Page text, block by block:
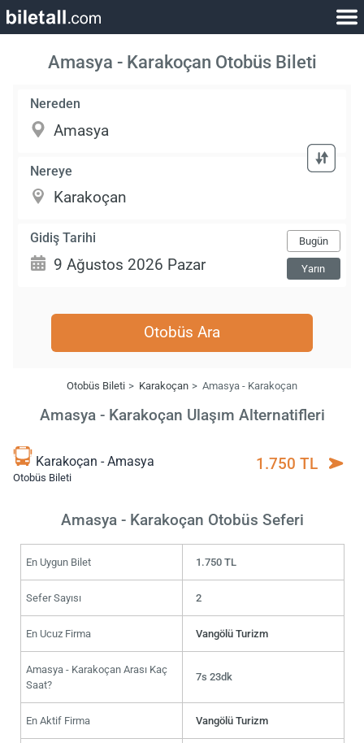
Amasya - Karakoçan Otobüs Bileti
Nereden
Nereye
Gidiş Tarihi Bugün
Yarın
Otobüs Ara
Otobüs Bileti Karakoçan Amasya - Karakoçan
Amasya - Karakoçan Ulaşım Alternatifleri
Karakoçan - Amasya
Otobüs Bileti
1.750 TL
Amasya - Karakoçan Otobüs Seferi
En Uygun Bilet 1.750 TL
Sefer Sayısı 2
En Ucuz Firma Vangölü Turizm
Amasya - Karakoçan Arası Kaç
Saat?
7s 23dk
En Aktif Firma Vangölü Turizm